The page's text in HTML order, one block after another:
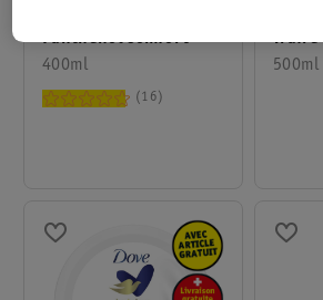
Panthenol Comfort
400ml
16
Traire
500ml